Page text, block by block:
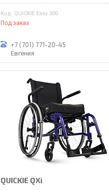
QUICKIE Easy 300
Под заказ
+7 (701) 771-20-45
Евгения
QUICKIE QXi